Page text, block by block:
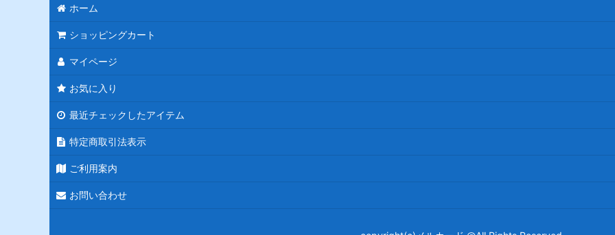
ホーム
ショッピングカート
マイページ
お気に入り
最近チェックしたアイテム
特定商取引法表示
ご利用案内
お問い合わせ